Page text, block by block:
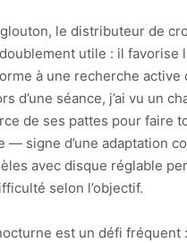
le distributeur de
utile : il favorise
à une recherche active
d’une séance, j’ai vu un
de ses pattes pour faire
— signe d’une adaptation
avec disque réglable
selon l’objectif.
est un défi fréquent